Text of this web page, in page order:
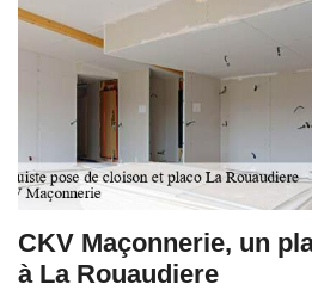
CKV Maçonnerie, un
à La Rouaudiere